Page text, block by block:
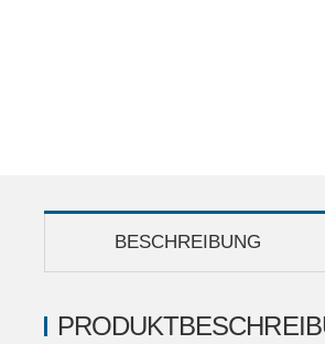
BESCHREIBUNG